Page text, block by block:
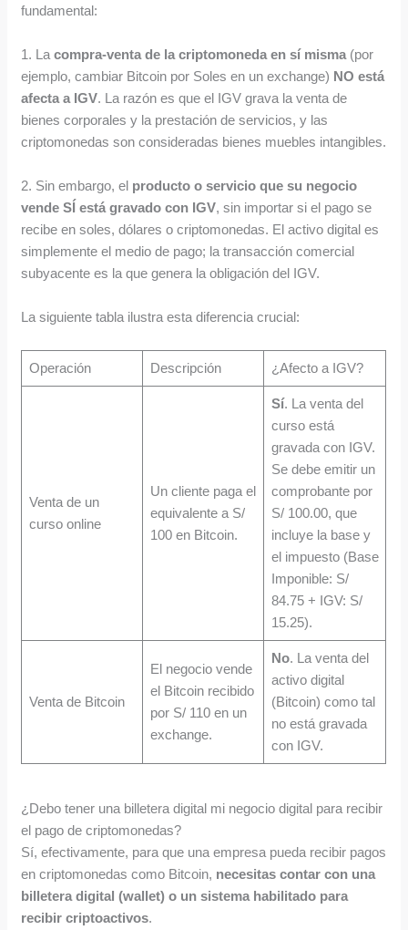
fundamental:
1. Lacompra-venta de la criptomoneda en sí misma (por
ejemplo, cambiar Bitcoin por Soles en un exchange) NO está
afecta a IGV. La razón es que el IGV grava la venta de
bienes corporales y la prestación de servicios, y las
criptomonedas son consideradas bienes muebles intangibles.
2. Sin embargo, el producto o servicio que su negocio
vende SÍ está gravado con IGV, sin importar si el pago se
recibe en soles, dólares o criptomonedas. El activo digital es
simplemente el medio de pago; la transacción comercial
subyacente es la que genera la obligación del IGV.
La siguiente tabla ilustra esta diferencia crucial:
Operación Descripción ¿Afecto a IGV?
Venta de un
curso online
Un cliente paga el
equivalente a S/
100 en Bitcoin.
Sí. La venta del
curso está
gravada con IGV.
Se debe emitir un
comprobante por
S/ 100.00, que
incluye la base y
el impuesto (Base
Imponible: S/
84.75 + IGV: S/
15.25).
Venta de Bitcoin
El negocio vende
el Bitcoin recibido
por S/ 110 en un
exchange.
No. La venta del
activo digital
(Bitcoin) como tal
no está gravada
con IGV.
¿Debo tener una billetera digital mi negocio digital para recibir
el pago de criptomonedas?
Sí, efectivamente, para que una empresa pueda recibir pagos
en criptomonedas como Bitcoin, necesitas contar con una
billetera digital (wallet) o un sistema habilitado para
recibir criptoactivos.